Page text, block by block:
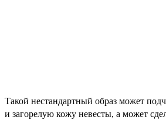
Такой нестандартный образ может
и загорелую кожу невесты, а может